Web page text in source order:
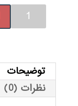
Mathworks
توضیحات
نظرات (0)